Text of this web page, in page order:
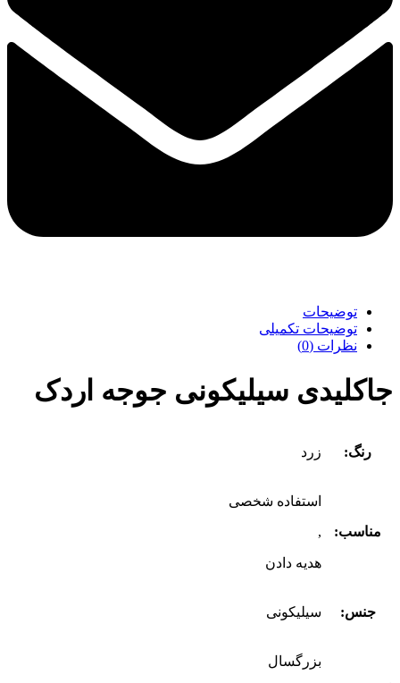
توضیحات
توضیحات تکمیلی
نظرات (0)
جاکلیدی سیلیکونی جوجه اردک
رنگ: زرد
مناسب:
استفاده شخصی
,
هدیه دادن
جنس: سیلیکونی
بزرگسال